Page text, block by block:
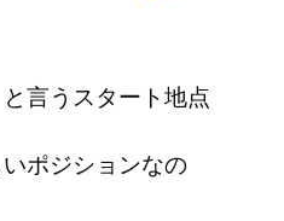
言うスタート地点
ポジションなの